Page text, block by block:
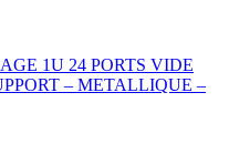
1U 24 PORTS VIDE
– METALLIQUE –